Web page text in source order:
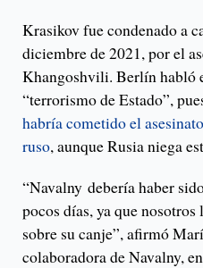
Krasikov fue condenado a
diciembre de 2021, por el
Khangoshvili. Berlín habló
“terrorismo de Estado”,
habría cometido el
ruso, aunque Rusia niega
“Navalny debería haber
pocos días, ya que
sobre su canje”, afirmó
colaboradora de Navalny,